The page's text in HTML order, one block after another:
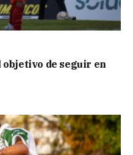
objetivo de seguir en